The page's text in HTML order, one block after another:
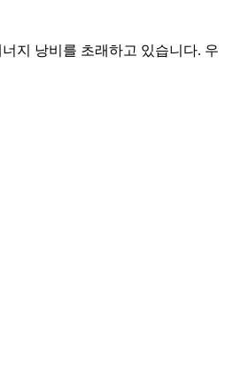
지 낭비를 초래하고 있습니다. 우